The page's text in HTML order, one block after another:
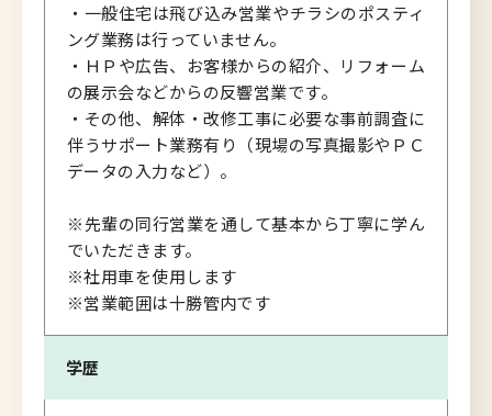
・一般住宅は飛び込み営業やチラシのポスティ
ング業務は行っていません。
・ＨＰや広告、お客様からの紹介、リフォーム
の展示会などからの反響営業です。
・その他、解体・改修工事に必要な事前調査に
伴うサポート業務有り（現場の写真撮影やＰＣ
データの入力など）。
※先輩の同行営業を通して基本から丁寧に学ん
でいただきます。
※社用車を使用します
※営業範囲は十勝管内です
学歴